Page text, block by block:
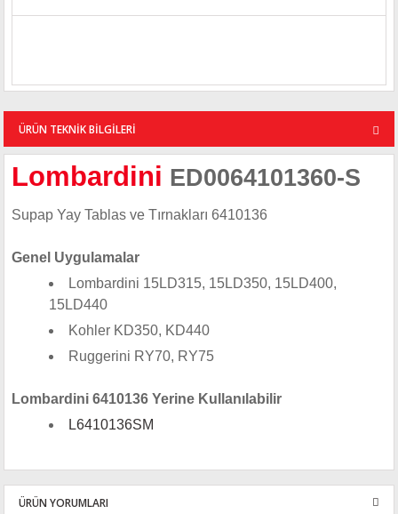
ÜRÜN TEKNİK BİLGİLERİ
Lombardini ED0064101360-S
Supap Yay Tablas ve Tırnakları 6410136
Genel Uygulamalar
Lombardini 15LD315, 15LD350, 15LD400,
15LD440
Kohler KD350, KD440
Ruggerini RY70, RY75
Lombardini 6410136 Yerine Kullanılabilir
L6410136SM
ÜRÜN YORUMLARI